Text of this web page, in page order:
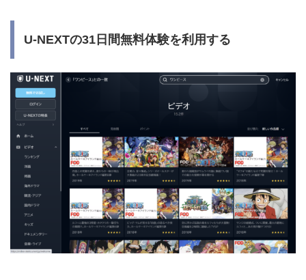
U-NEXTの31日間無料体験を利用する